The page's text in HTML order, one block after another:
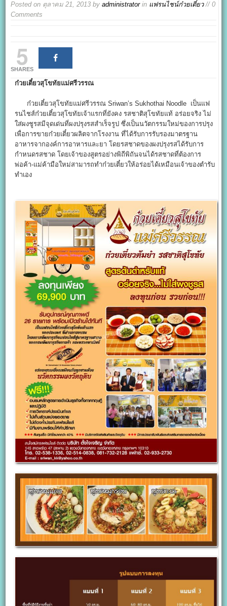
Posted on ตุลาคม 21, 2013 byadministratorin แฟรนไชน์ก๋วยเตี๋ยว// 0
Comments
5
SHARES
ก๋วยเตี๋ยวสุโขทัยแม่ศรีวรรณ
ก๋วยเตี๋ยวสุโขทัยแม่ศรีวรรณ Sriwan’s Sukhothai Noodle เป็นแฟ
รนไชส์ก๋วยเตี๋ยวสุโขทัยเจ้าแรกที่ยังคง รสชาติสุโขทัยแท้ อร่อยจริง ไม่
ใส่ผงชูรสมีจุดเด่นที่ผงปรุงรสสำเร็จรูป ซึ่งเป็นนวัตกรรมใหม่ของการปรุง
เพื่อการขายก๋วยเตี๋ยวผลิตจากโรงงาน ที่ได้รับการรับรองมาตรฐาน
อาหารจากองค์การอาหารและยา โดยรสชาดของผงปรุงรสได้รับการ
กำหนดรสชาด โดยเจ้าของสูตรอย่างพิถีพิถันจนได้รสชาดที่ต้องการ
พ่อค้า-แม่ค้ามือใหม่สามารถทำก๋วยเตี๋ยวให้อร่อยได้เหมือนเจ้าของตำรับ
ทำเอง